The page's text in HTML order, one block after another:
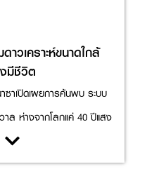
วเคราะห์ขนาดใกล้
มีชีวิต
าเปิดเผยการค้นพบ ระบบ
าล ห่างจากโลกแค่ 40 ปีแสง
าดใกล้เคียงโลกถึง 7 ดวง
วกัน และอาจสภาพเหมาะสม